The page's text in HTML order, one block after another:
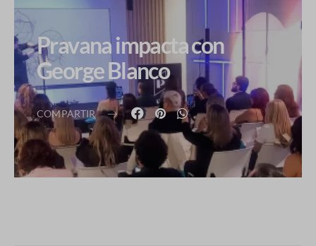
Pravana impacta con
George Blanco
COMPARTIR